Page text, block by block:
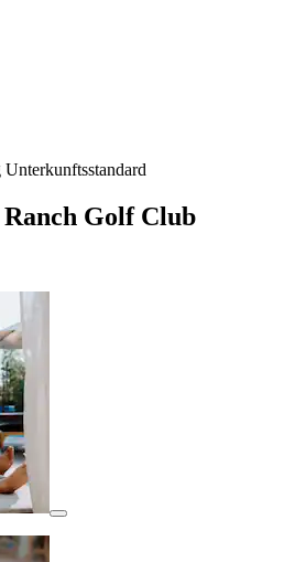
Unterkunftsstandard
Ranch Golf Club